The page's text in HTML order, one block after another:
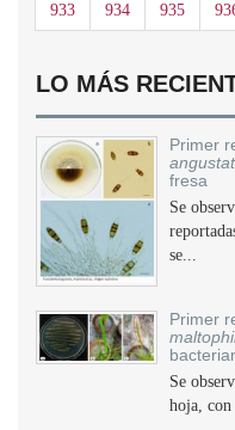
933 934 935
LO MÁS
Primer
fresa
Se
se...
Primer
Se
hoja,